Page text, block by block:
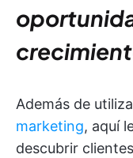
Además de
marketing, aquí
descubrir